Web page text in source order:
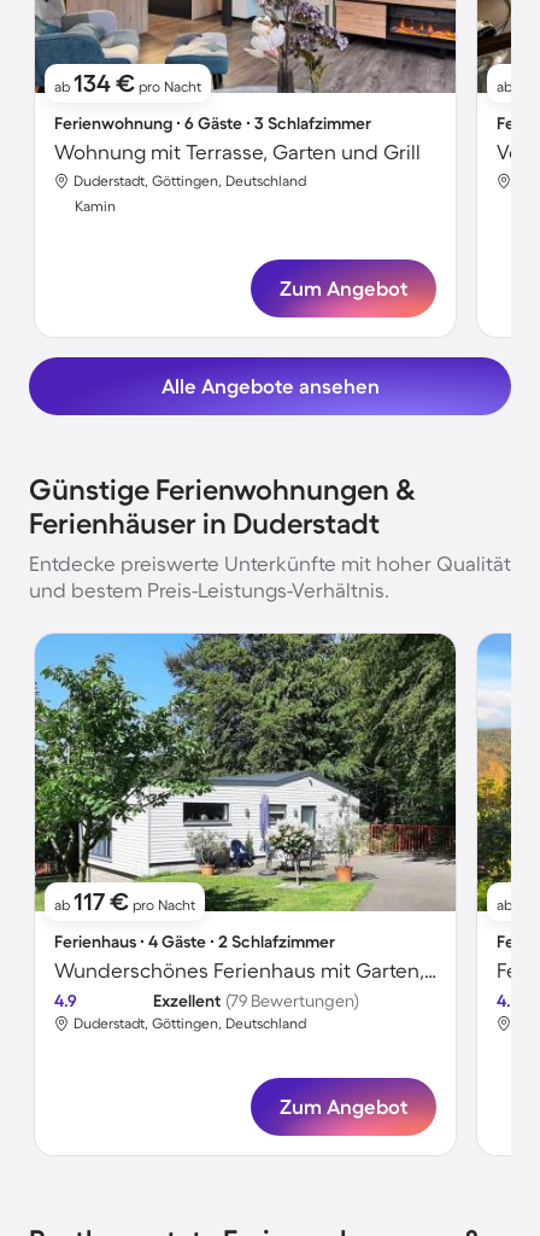
ab 134 € pro Nacht
Ferienwohnung ∙ 6 Gäste ∙ 3 Schlafzimmer
Wohnung mit Terrasse, Garten und Grill
Duderstadt, Göttingen, Deutschland
Kamin
Zum Angebot
ab
Alle Angebote ansehen
Günstige Ferienwohnungen &
Ferienhäuser in Duderstadt
Entdecke preiswerte Unterkünfte mit hoher Qualität
und bestem Preis-Leistungs-Verhältnis.
ab 117 € pro Nacht
Ferienhaus ∙ 4 Gäste ∙ 2 Schlafzimmer
Wunderschönes Ferienhaus mit Garten, Terrasse und Grill | Haustiere erlaubt
4.9 Exzellent (79 Bewertungen)
Duderstadt, Göttingen, Deutschland
Zum Angebot
ab
4.6